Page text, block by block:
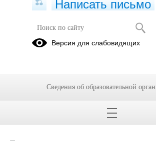
22.12.2023
Написать письмо
Версия для слабовидящих
Сведения об образовательной